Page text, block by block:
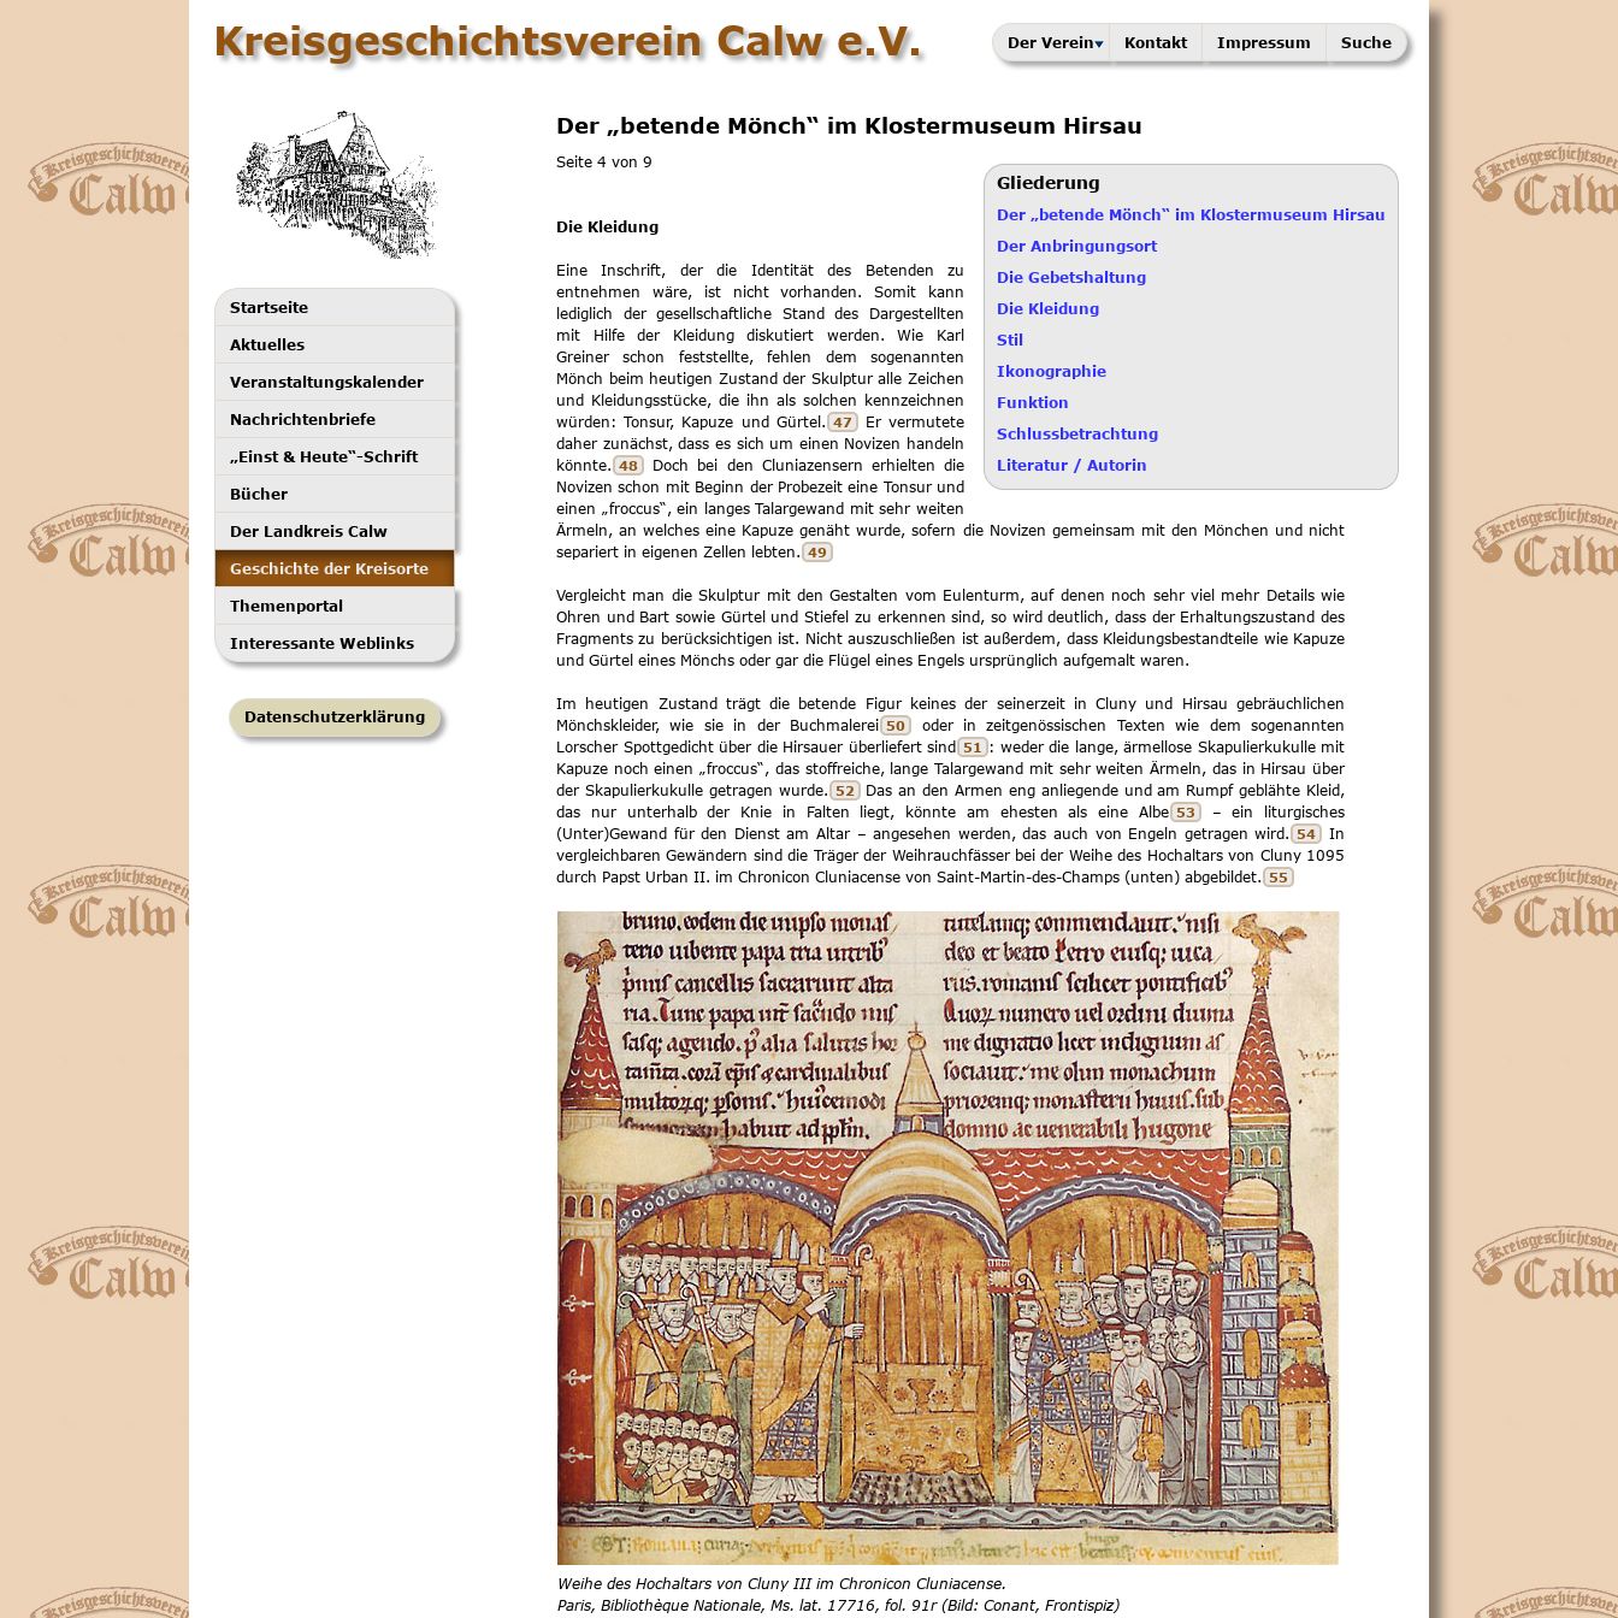
Kreisgeschichtsverein Calw e.V. Der Verein Kontakt Impressum Suche
Startseite
Aktuelles
Veranstaltungskalender
Nachrichtenbriefe
„Einst & Heute“-Schrift
Bücher
Der Landkreis Calw
Geschichte der Kreisorte
Themenportal
Interessante Weblinks
Datenschutzerklärung
Der „betende Mönch“ im Klostermuseum Hirsau
Gliederung
Der „betende Mönch“ im Klostermuseum Hirsau
Der Anbringungsort
Die Gebetshaltung
Die Kleidung
Stil
Ikonographie
Funktion
Schlussbetrachtung
Literatur / Autorin
Seite 4 von 9
Die Kleidung
Eine Inschrift, der die Identität des Betenden zu
entnehmen wäre, ist nicht vorhanden. Somit kann
lediglich der gesellschaftliche Stand des Dargestellten
mit Hilfe der Kleidung diskutiert werden. Wie Karl
Greiner schon feststellte, fehlen dem sogenannten
Mönch beim heutigen Zustand der Skulptur alle Zeichen
und Kleidungsstücke, die ihn als solchen kennzeichnen
würden: Tonsur, Kapuze und Gürtel. 47
Er vermutete
daher zunächst, dass es sich um einen Novizen handeln
könnte. 48
Doch bei den Cluniazensern erhielten die
Novizen schon mit Beginn der Probezeit eine Tonsur und
einen „froccus“, ein langes Talargewand mit sehr weiten
Ärmeln, an welches eine Kapuze genäht wurde, sofern die Novizen gemeinsam mit den Mönchen und nicht
separiert in eigenen Zellen lebten. 49
Vergleicht man die Skulptur mit den Gestalten vom Eulenturm, auf denen noch sehr viel mehr Details wie
Ohren und Bart sowie Gürtel und Stiefel zu erkennen sind, so wird deutlich, dass der Erhaltungszustand des
Fragments zu berücksichtigen ist. Nicht auszuschließen ist außerdem, dass Kleidungsbestandteile wie Kapuze
und Gürtel eines Mönchs oder gar die Flügel eines Engels ursprünglich aufgemalt waren.
Im heutigen Zustand trägt die betende Figur keines der seinerzeit in Cluny und Hirsau gebräuchlichen
Mönchskleider, wie sie in der Buchmalerei 50
oder in zeitgenössischen Texten wie dem sogenannten
Lorscher Spottgedicht über die Hirsauer überliefert sind 51
: weder die lange, ärmellose Skapulierkukulle mit
Kapuze noch einen „froccus“, das stoffreiche, lange Talargewand mit sehr weiten Ärmeln, das in Hirsau über
der Skapulierkukulle getragen wurde. 52
Das an den Armen eng anliegende und am Rumpf geblähte Kleid,
das nur unterhalb der Knie in Falten liegt, könnte am ehesten als eine Albe 53
– ein liturgisches
(Unter)Gewand für den Dienst am Altar – angesehen werden, das auch von Engeln getragen wird. 54
In
vergleichbaren Gewändern sind die Träger der Weihrauchfässer bei der Weihe des Hochaltars von Cluny 1095
durch Papst Urban II. im Chronicon Cluniacense von Saint-Martin-des-Champs (unten) abgebildet. 55
Weihe des Hochaltars von Cluny III im Chronicon Cluniacense.
Paris, Bibliothèque Nationale, Ms. lat. 17716, fol. 91r (Bild: Conant, Frontispiz)